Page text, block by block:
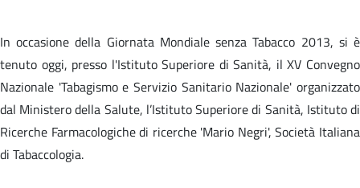
In occasione della Giornata Mondiale senza Tabacco 2013, si è
tenuto oggi, presso l'Istituto Superiore di Sanità, il XV Convegno
Nazionale 'Tabagismo e Servizio Sanitario Nazionale' organizzato
dal Ministero della Salute, l’Istituto Superiore di Sanità, Istituto di
Ricerche Farmacologiche di ricerche 'Mario Negri', Società Italiana
di Tabaccologia.